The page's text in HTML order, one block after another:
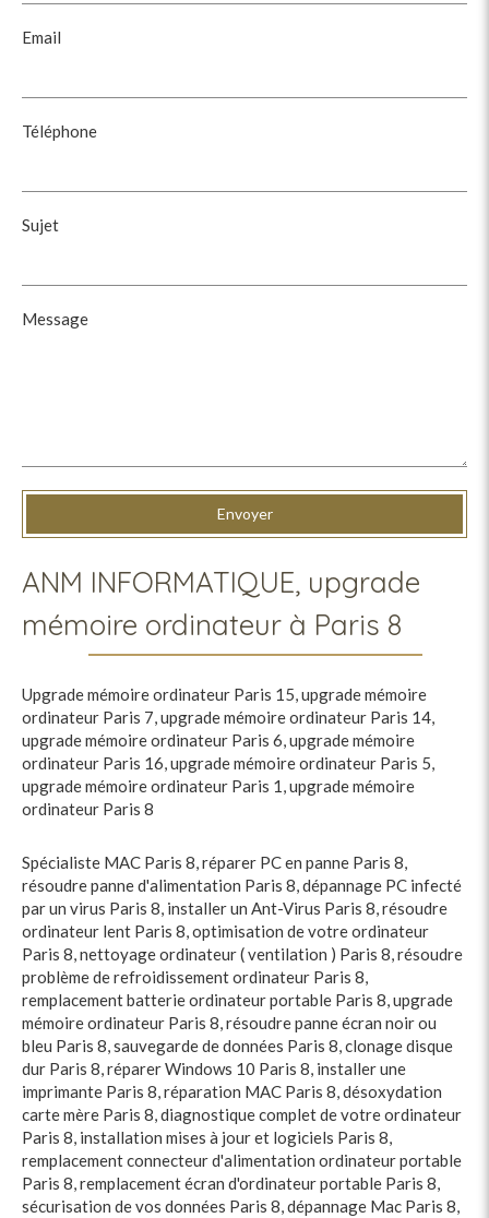
Email
Téléphone
Sujet
Message
Envoyer
ANM INFORMATIQUE, upgrade
mémoire ordinateur à Paris 8
Upgrade mémoire ordinateur Paris 15,upgrade mémoire
ordinateur Paris 7,upgrade mémoire ordinateur Paris 14,
upgrade mémoire ordinateur Paris 6,upgrade mémoire
ordinateur Paris 16,upgrade mémoire ordinateur Paris 5,
upgrade mémoire ordinateur Paris 1,upgrade mémoire
ordinateur Paris 8
Spécialiste MAC Paris 8,réparer PC en panne Paris 8,
résoudre panne d'alimentation Paris 8,dépannage PC infecté
par un virus Paris 8, installer un Ant-Virus Paris 8,résoudre
ordinateur lent Paris 8,optimisation de votre ordinateur
Paris 8,nettoyage ordinateur ( ventilation ) Paris 8,résoudre
problème de refroidissement ordinateur Paris 8,
remplacement batterie ordinateur portable Paris 8,upgrade
mémoire ordinateur Paris 8,résoudre panne écran noir ou
bleu Paris 8,sauvegarde de données Paris 8,clonage disque
dur Paris 8,réparer Windows 10 Paris 8, installer une
imprimante Paris 8,réparation MAC Paris 8,désoxydation
carte mère Paris 8,diagnostique complet de votre ordinateur
Paris 8, installation mises à jour et logiciels Paris 8,
remplacement connecteur d'alimentation ordinateur portable
Paris 8,remplacement écran d'ordinateur portable Paris 8,
sécurisation de vos données Paris 8,dépannage Mac Paris 8,